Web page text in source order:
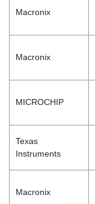
Macronix
Macronix
MICROCHIP
Texas
Instruments
Macronix